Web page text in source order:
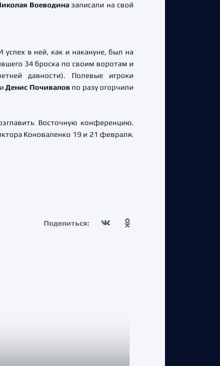
Воеводина записали на свой
в ней, как и накануне, был на
34 броска по своим воротам и
давности). Полевые игроки
и Денис Почивалов по разу огорчили
Восточную конференцию.
Коноваленко 19 и 21 февраля.
Поделиться: